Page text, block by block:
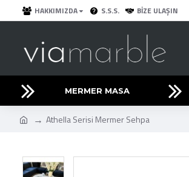
HAKKIMIZDA S.S.S. BIZE ULAŞIN
MERMER MASA
Athella Serisi Mermer Sehpa